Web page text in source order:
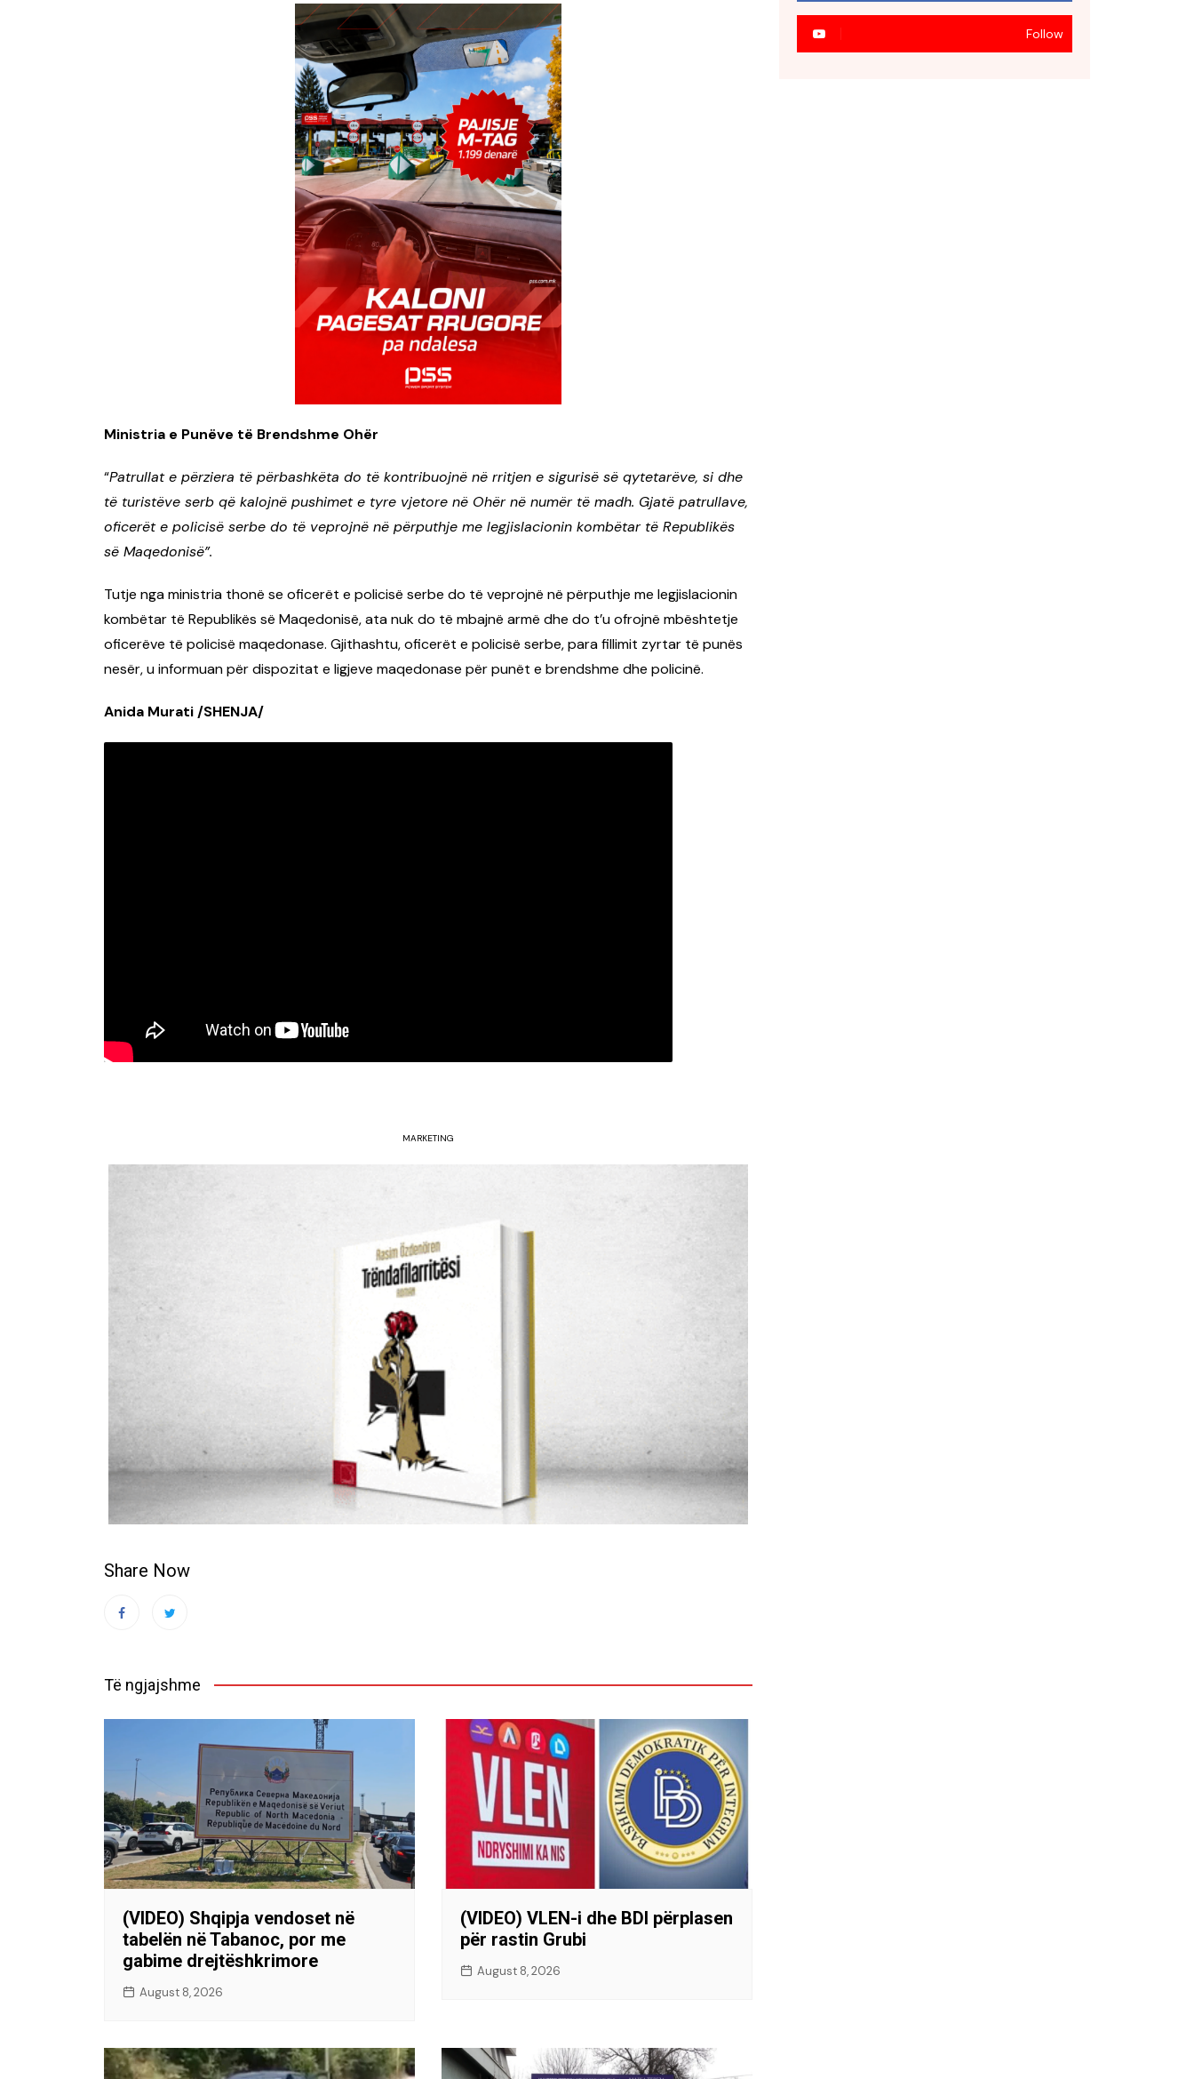
Ministria e Punëve të Brendshme Ohër
“Patrullat e përziera të përbashkëta do të kontribuojnë në rritjen e sigurisë së qytetarëve, si dhe
të turistëve serb që kalojnë pushimet e tyre vjetore në Ohër në numër të madh. Gjatë patrullave,
oficerët e policisë serbe do të veprojnë në përputhje me legjislacionin kombëtar të Republikës
së Maqedonisë”.
Tutje nga ministria thonë se oficerët e policisë serbe do të veprojnë në përputhje me legjislacionin
kombëtar të Republikës së Maqedonisë, ata nuk do të mbajnë armë dhe do t’u ofrojnë mbështetje
oficerëve të policisë maqedonase. Gjithashtu, oficerët e policisë serbe, para fillimit zyrtar të punës
nesër, u informuan për dispozitat e ligjeve maqedonase për punët e brendshme dhe policinë.
Anida Murati /SHENJA/
MARKETING
Share Now
Të ngjajshme
(VIDEO) Shqipja vendoset në
tabelën në Tabanoc, por me
gabime drejtëshkrimore
August 8, 2026
(VIDEO) VLEN-i dhe BDI përplasen
për rastin Grubi
August 8, 2026
Follow